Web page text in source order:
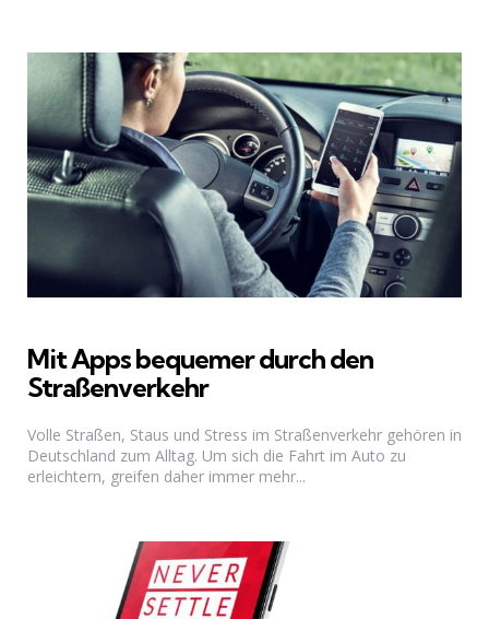
Mit Apps bequemer durch den
Straßenverkehr
Volle Straßen, Staus und Stress im Straßenverkehr gehören in
Deutschland zum Alltag. Um sich die Fahrt im Auto zu
erleichtern, greifen daher immer mehr...